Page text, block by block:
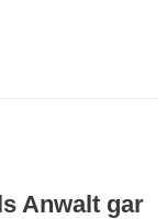
Anwalt gar